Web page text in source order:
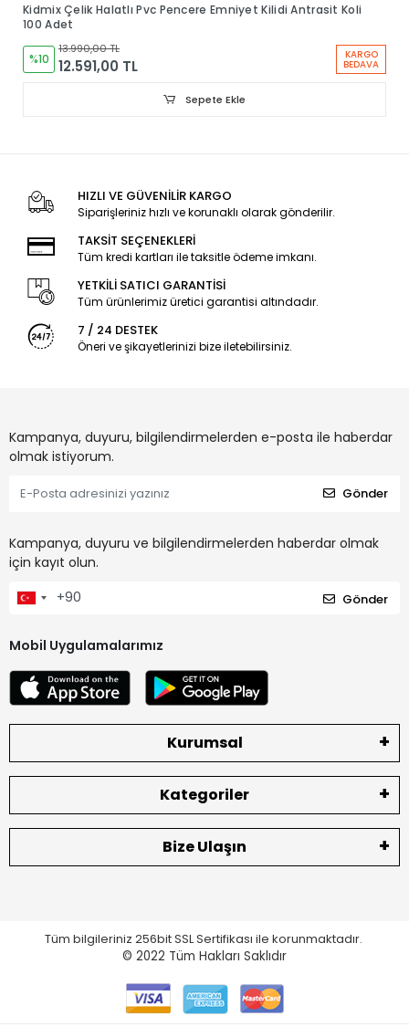
Kidmix Çelik Halatlı Pvc Pencere Emniyet Kilidi Antrasit Koli
100 Adet
%10
13.990,00 TL
12.591,00 TL
KARGO
BEDAVA
Sepete Ekle
HIZLI VE GÜVENİLİR KARGO
Siparişleriniz hızlı ve korunaklı olarak gönderilir.
TAKSİT SEÇENEKLERİ
Tüm kredi kartları ile taksitle ödeme imkanı.
YETKİLİ SATICI GARANTİSİ
Tüm ürünlerimiz üretici garantisi altındadır.
7 / 24 DESTEK
Öneri ve şikayetlerinizi bize iletebilirsiniz.
Kampanya, duyuru, bilgilendirmelerden e-posta ile haberdar
olmak istiyorum.
Gönder
Kampanya, duyuru ve bilgilendirmelerden haberdar olmak
için kayıt olun.
Gönder
Mobil Uygulamalarımız
Kurumsal
Kategoriler
Bize Ulaşın
Tüm bilgileriniz 256bit SSL Sertifikası ile korunmaktadır.
© 2022 Tüm Hakları Saklıdır